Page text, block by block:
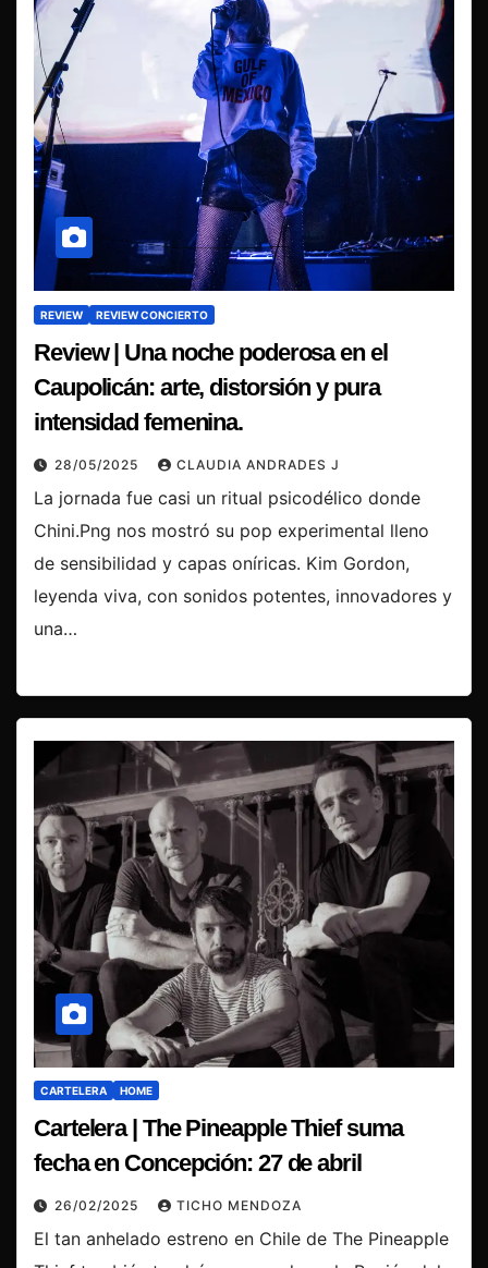
REVIEW REVIEW CONCIERTO
Review | Una noche poderosa en el
Caupolicán: arte, distorsión y pura
intensidad femenina.
28/05/2025 CLAUDIA ANDRADES J
La jornada fue casi un ritual psicodélico donde
Chini.Png nos mostró su pop experimental lleno
de sensibilidad y capas oníricas. Kim Gordon,
leyenda viva, con sonidos potentes, innovadores y
una…
CARTELERA HOME
Cartelera | The Pineapple Thief suma
fecha en Concepción: 27 de abril
26/02/2025 TICHO MENDOZA
El tan anhelado estreno en Chile de The Pineapple